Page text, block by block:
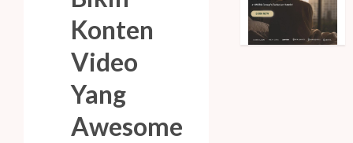
Konten
Video
Yang
Awesome